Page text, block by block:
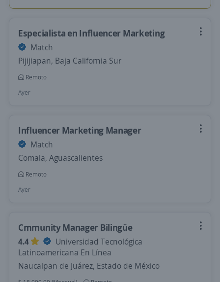
Especialista en Influencer Marketing
Match
Pijijiapan, Baja California Sur
Remoto
Ayer
Influencer Marketing Manager
Match
Comala, Aguascalientes
Remoto
Ayer
Cmmunity Manager Bilingüe
4.4
Universidad Tecnológica
Latinoamericana En Línea
Naucalpan de Juárez, Estado de México